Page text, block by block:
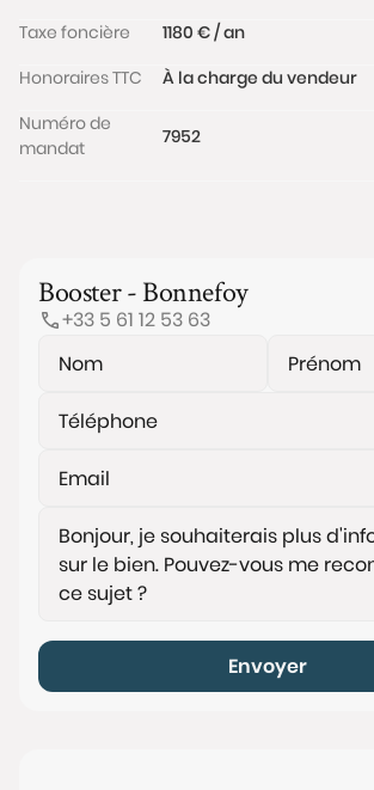
Taxe foncière
1180 € / an
Honoraires TTC
À la charge du vendeur
Numéro de
mandat
7952
Booster - Bonnefoy
+33 5 61 12 53 63
Envoyer